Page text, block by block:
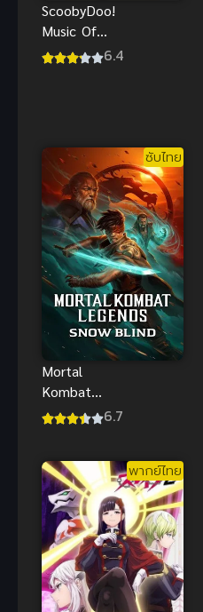
ScoobyDoo!
Music Of
The Vampire
6.4
ซับไทย
Mortal
Kombat
Legends
ไทยดูฟรีออน
ไลน์
6.7
พากย์ไทย